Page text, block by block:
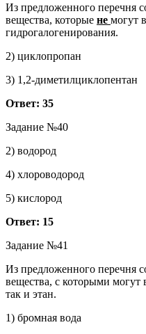
Из предложенного перечня
вещества, которые не могут
гидрогалогенирования.
2) циклопропан
3) 1,2-диметилциклопентан
Ответ: 35
Задание №40
2) водород
4) хлороводород
5) кислород
Ответ: 15
Задание №41
Из предложенного перечня
вещества, с которыми могут
так и этан.
1) бромная вода